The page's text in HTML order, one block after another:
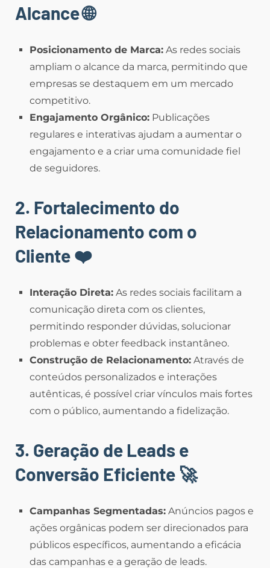
Alcance🌐
Posicionamento de Marca: As redes sociais
ampliam o alcance da marca, permitindo que
empresas se destaquem em um mercado
competitivo.
Engajamento Orgânico: Publicações
regulares e interativas ajudam a aumentar o
engajamento e a criar uma comunidade fiel
de seguidores.
2. Fortalecimento do
Relacionamento com o
Cliente❤️
Interação Direta: As redes sociais facilitam a
comunicação direta com os clientes,
permitindo responder dúvidas, solucionar
problemas e obter feedback instantâneo.
Construção de Relacionamento: Através de
conteúdos personalizados e interações
autênticas, é possível criar vínculos mais fortes
com o público, aumentando a fidelização.
3. Geração de Leads e
Conversão Eficiente🚀
Campanhas Segmentadas: Anúncios pagos e
ações orgânicas podem ser direcionados para
públicos específicos, aumentando a eficácia
das campanhas e a geração de leads.